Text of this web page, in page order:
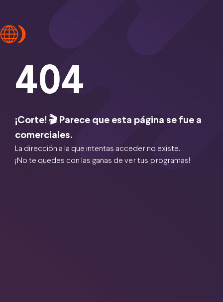
404
¡Corte! 🎬 Parece que esta página se fue a
comerciales.
La dirección a la que intentas acceder no existe.
¡No te quedes con las ganas de ver tus programas!